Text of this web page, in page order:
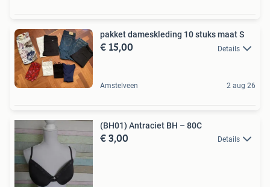
pakket dameskleding 10 stuks maat S
€ 15,00 Details
Amstelveen 2 aug 26
(BH01) Antraciet BH – 80C
€ 3,00 Details